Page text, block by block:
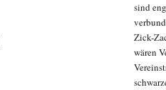
sind
Zick-
wären